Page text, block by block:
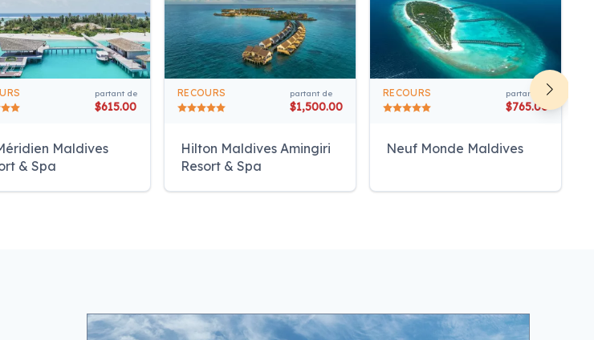
partant de
$615.00
Maldives
& Spa
RECOURS partant de
$1,500.00
Hilton Maldives Amingiri
Resort & Spa
RECOURS partant de
$765.00
Neuf Monde Maldives